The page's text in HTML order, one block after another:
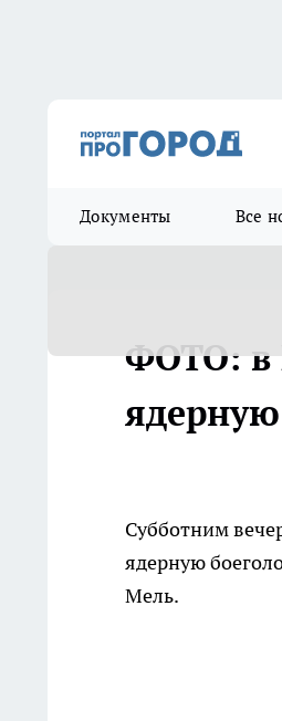
Документы Все
ФОТО: в
Субботним
ядерную
Мель.